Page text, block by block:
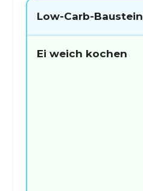
Low-Carb-Baustein
Ei weich kochen